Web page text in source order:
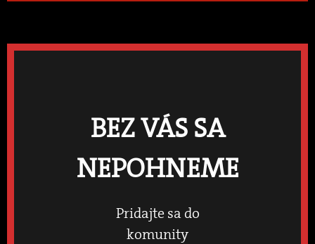
BEZ VÁS SA
NEPOHNEME
Pridajte sa do
komunity